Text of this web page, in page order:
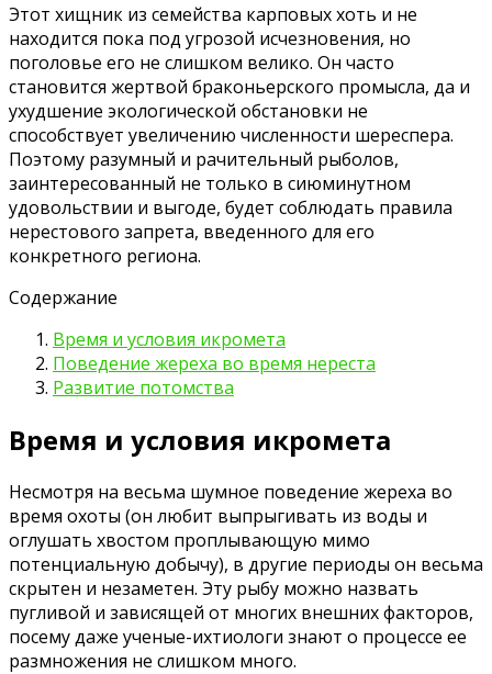
Этот хищник из семейства карповых хоть и не
находится пока под угрозой исчезновения, но
поголовье его не слишком велико. Он часто
становится жертвой браконьерского промысла, да и
ухудшение экологической обстановки не
способствует увеличению численности шереспера.
Поэтому разумный и рачительный рыболов,
заинтересованный не только в сиюминутном
удовольствии и выгоде, будет соблюдать правила
нерестового запрета, введенного для его
конкретного региона.
Содержание
Время и условия икромета
Поведение жереха во время нереста
Развитие потомства
Время и условия икромета
Несмотря на весьма шумное поведение жереха во
время охоты (он любит выпрыгивать из воды и
оглушать хвостом проплывающую мимо
потенциальную добычу), в другие периоды он весьма
скрытен и незаметен. Эту рыбу можно назвать
пугливой и зависящей от многих внешних факторов,
посему даже ученые-ихтиологи знают о процессе ее
размножения не слишком много.